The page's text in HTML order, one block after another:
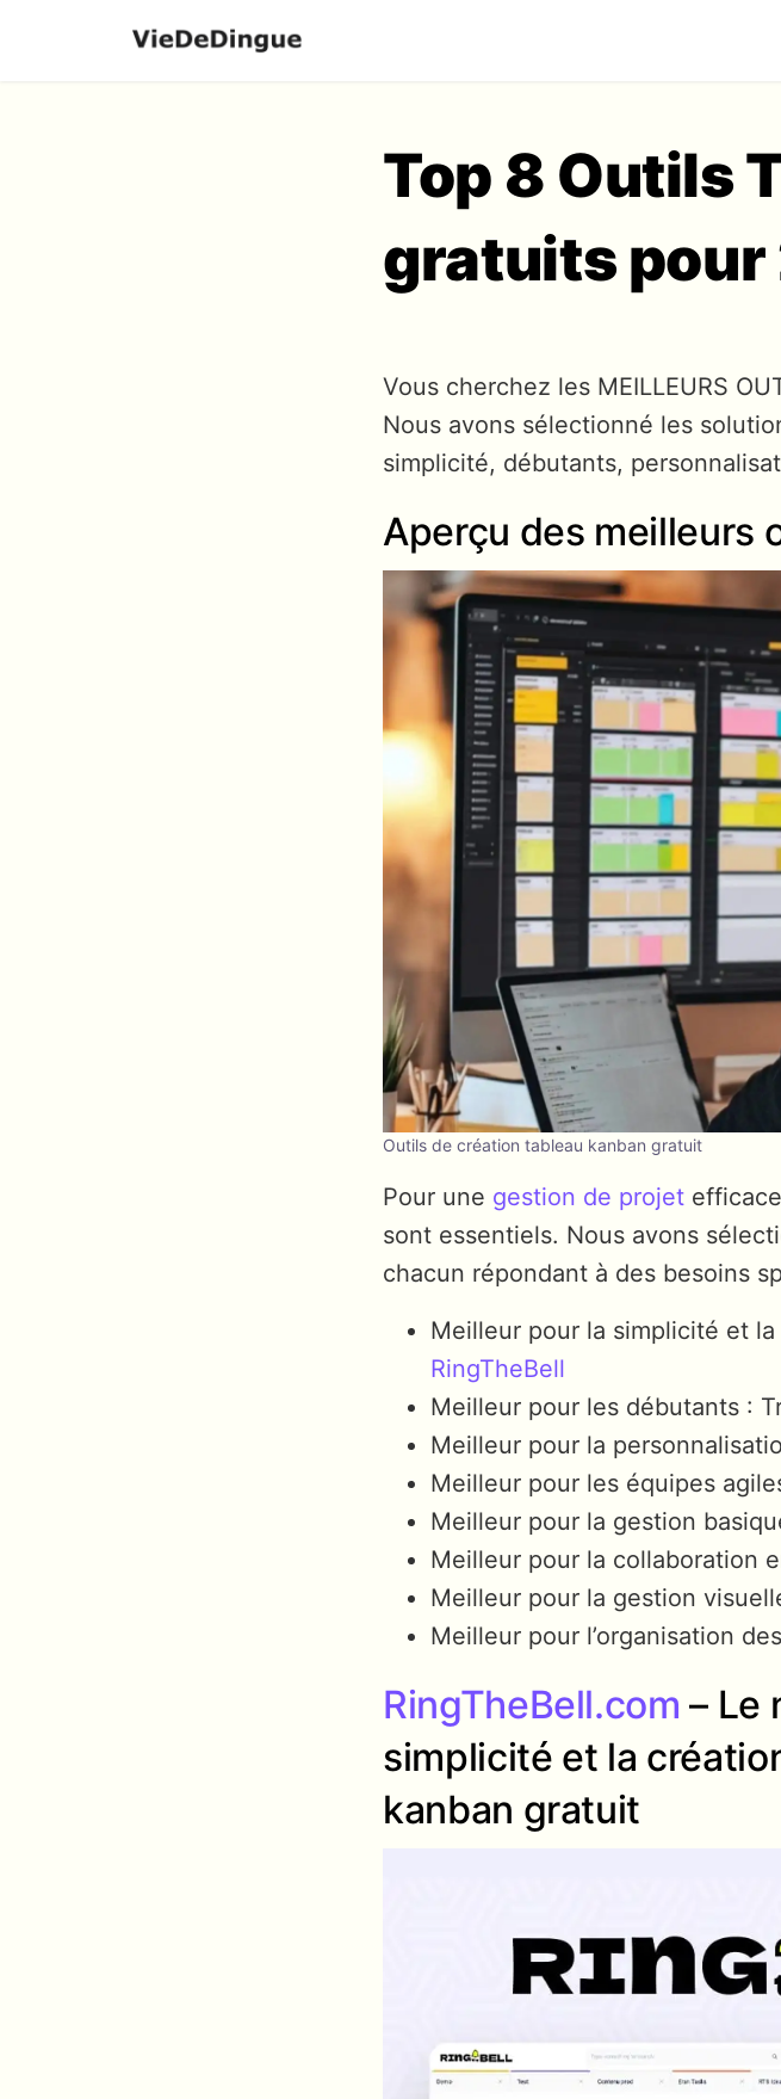
Top 8 Outils
gratuits
Vous cherchez les MEILLEURS
Nous avons sélectionné les
simplicité, débutants,
Aperçu des meilleurs
Outils de création tableau kanban gratuit
Pour une gestion de projet
sont essentiels. Nous avons
chacun répondant à des besoins
Meilleur pour la simplicité et
RingTheBell
Meilleur pour les débutants :
Meilleur pour la
Meilleur pour les équipes
Meilleur pour la gestion
Meilleur pour la collaboration
Meilleur pour la gestion
Meilleur pour l’organisation
RingTheBell.com – Le
simplicité et la
kanban gratuit